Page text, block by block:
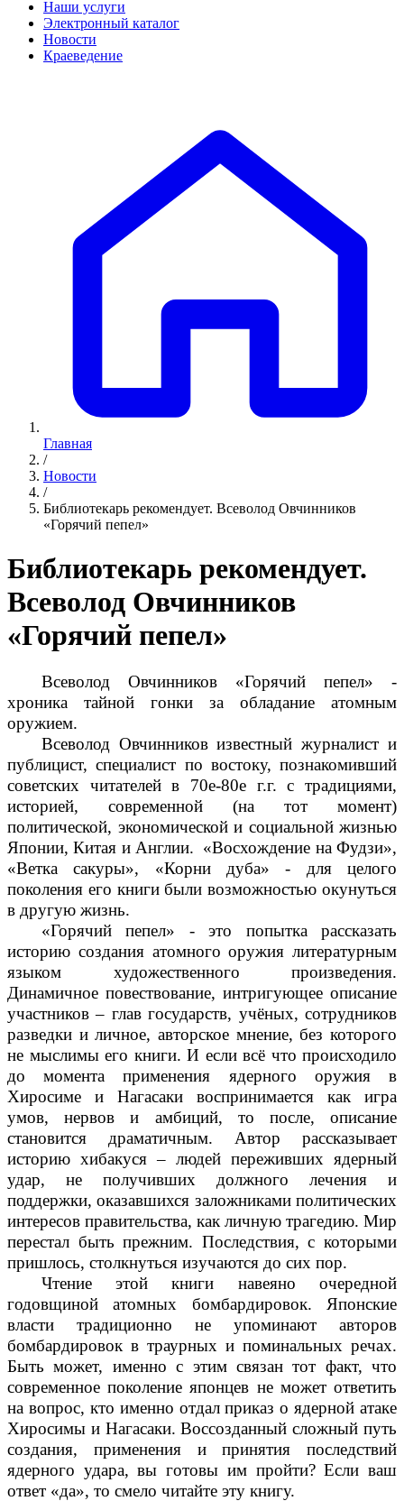
Наши услуги
Электронный каталог
Новости
Краеведение
Главная
/
Новости
/
Библиотекарь рекомендует. Всеволод Овчинников
«Горячий пепел»
Библиотекарь рекомендует.
Всеволод Овчинников
«Горячий пепел»
Всеволод Овчинников «Горячий пепел» -
хроника тайной гонки за обладание атомным
оружием.
Всеволод Овчинников известный журналист и
публицист, специалист по востоку, познакомивший
советских читателей в 70е-80е г.г. с традициями,
историей, современной (на тот момент)
политической, экономической и социальной жизнью
Японии, Китая и Англии. «Восхождение на Фудзи»,
«Ветка сакуры», «Корни дуба» - для целого
поколения его книги были возможностью окунуться
в другую жизнь.
«Горячий пепел» - это попытка рассказать
историю создания атомного оружия литературным
языком художественного произведения.
Динамичное повествование, интригующее описание
участников – глав государств, учёных, сотрудников
разведки и личное, авторское мнение, без которого
не мыслимы его книги. И если всё что происходило
до момента применения ядерного оружия в
Хиросиме и Нагасаки воспринимается как игра
умов, нервов и амбиций, то после, описание
становится драматичным. Автор рассказывает
историю хибакуся – людей переживших ядерный
удар, не получивших должного лечения и
поддержки, оказавшихся заложниками политических
интересов правительства, как личную трагедию. Мир
перестал быть прежним. Последствия, с которыми
пришлось, столкнуться изучаются до сих пор.
Чтение этой книги навеяно очередной
годовщиной атомных бомбардировок. Японские
власти традиционно не упоминают авторов
бомбардировок в траурных и поминальных речах.
Быть может, именно с этим связан тот факт, что
современное поколение японцев не может ответить
на вопрос, кто именно отдал приказ о ядерной атаке
Хиросимы и Нагасаки. Воссозданный сложный путь
создания, применения и принятия последствий
ядерного удара, вы готовы им пройти? Если ваш
ответ «да», то смело читайте эту книгу.